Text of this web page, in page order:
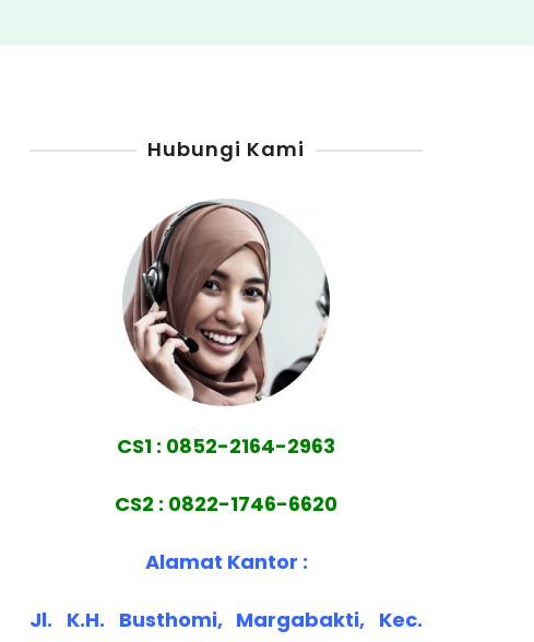
Hubungi Kami
CS1 : 0852-2164-2963
CS2 : 0822-1746-6620
Alamat Kantor :
Jl. K.H. Busthomi, Margabakti, Kec.